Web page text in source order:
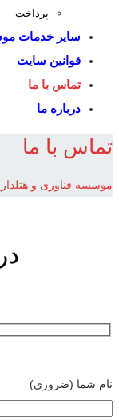
پرداخت
سایر خدمات
قوانین سایت
تماس با ما
درباره ما
تماس با ما
موسسه فناوری و
نام شما (ضروری)